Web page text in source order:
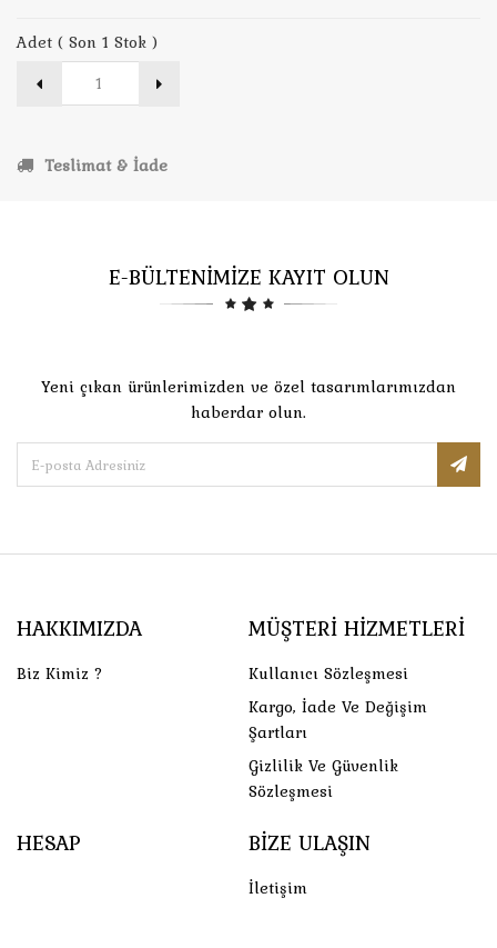
Adet ( Son 1 Stok )
Teslimat & İade
E-BÜLTENİMİZE KAYIT OLUN
Yeni çıkan ürünlerimizden ve özel tasarımlarımızdan
haberdar olun.
HAKKIMIZDA
Biz Kimiz ?
MÜŞTERI HIZMETLERI
Kullanıcı Sözleşmesi
Kargo, İade Ve Değişim
Şartları
Gizlilik Ve Güvenlik
Sözleşmesi
HESAP BIZE ULAŞIN
İletişim